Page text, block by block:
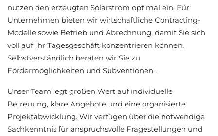
nutzen den erzeugten Solarstrom optimal ein. Für
Unternehmen bieten wir wirtschaftliche Contracting-
Modelle sowie Betrieb und Abrechnung, damit Sie sich
voll auf Ihr Tagesgeschäft konzentrieren können.
Selbstverständlich beraten wir Sie zu
Fördermöglichkeiten und Subventionen .
Unser Team legt großen Wert auf individuelle
Betreuung, klare Angebote und eine organisierte
Projektabwicklung. Wir verfügen über die notwendige
Sachkenntnis für anspruchsvolle Fragestellungen und